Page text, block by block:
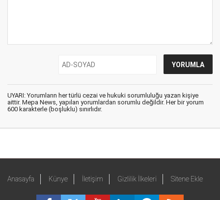
UYARI: Yorumların her türlü cezai ve hukuki sorumluluğu yazan kişiye
aittir. Mepa News, yapılan yorumlardan sorumlu değildir. Her bir yorum
600 karakterle (boşluklu) sınırlıdır.
Anasayfa Künye İletişim Gizlilik İlkeleri Sitene Ekle